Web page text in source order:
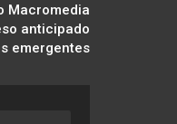
Macromedia
anticipado
emergentes